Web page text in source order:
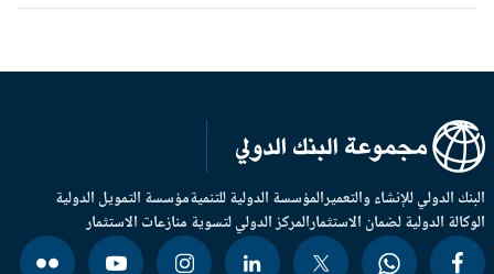
الدولي للإنشاء والتعميرالمؤسسة الدولية للتنميةمؤسسة التمويل الدولية
الدولية لضمان الاستثمارالمركز الدولي لتسوية منازعات الاستثمار